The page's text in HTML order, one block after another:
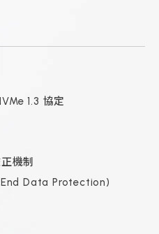
1.3 協定
機制
Data Protection)